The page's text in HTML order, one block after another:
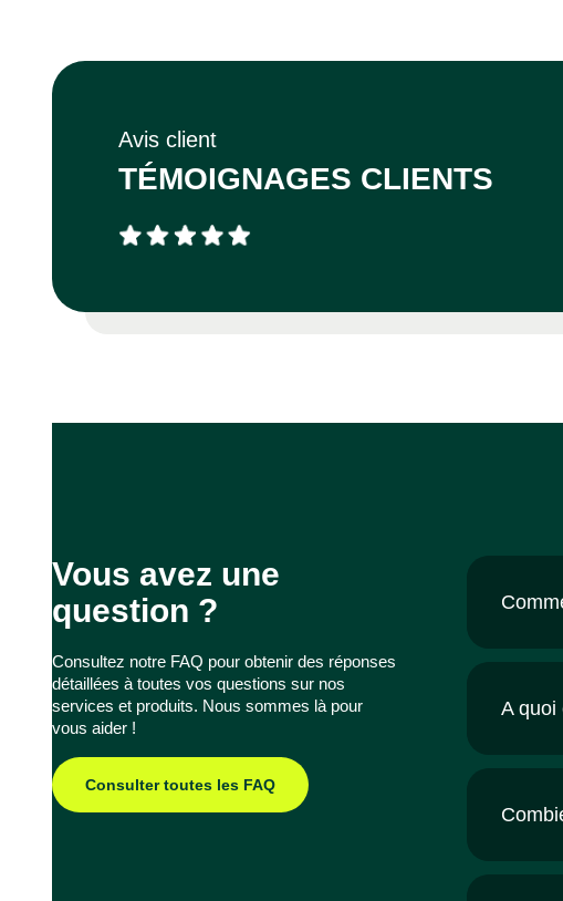
Avis client
TÉMOIGNAGES CLIENTS
Vous avez une
question ?
Consultez notre FAQ pour obtenir des réponses
détaillées à toutes vos questions sur nos
services et produits. Nous sommes là pour
vous aider !
Consulter toutes les FAQ
A quoi